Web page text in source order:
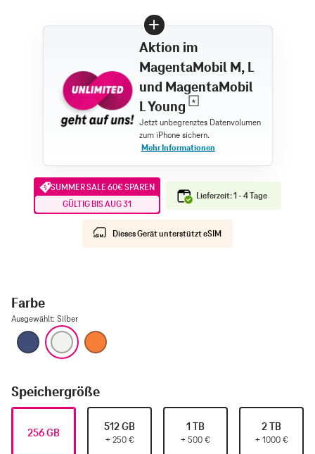
Aktion im
MagentaMobil M, L
und MagentaMobil
L Young
SUMMER SALE 60€ SPAREN
GÜLTIG BIS AUG 31
Lieferzeit: 1 - 4 Tage
Dieses Gerät unterstützt eSIM
Farbe
Ausgewählt: Silber
Tiefblau Silber
Speichergröße
256 GB 512 GB
+ 250 €
1 TB
+ 500 €
2 TB
+ 1000 €